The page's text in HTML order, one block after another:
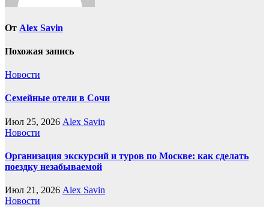
От Alex Savin
Похожая запись
Новости
Семейные отели в Сочи
Июл 25, 2026 Alex Savin
Новости
Организация экскурсий и туров по Москве: как сделать
поездку незабываемой
Июл 21, 2026 Alex Savin
Новости